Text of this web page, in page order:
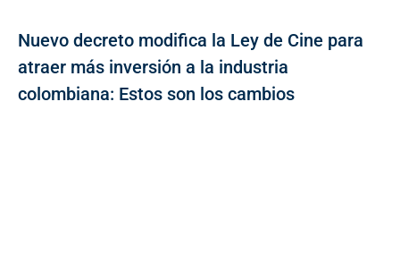
Nuevo decreto modifica la Ley de Cine para
atraer más inversión a la industria
colombiana: Estos son los cambios